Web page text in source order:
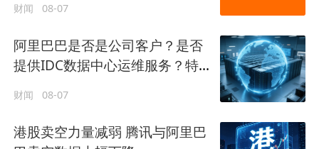
财闻 08-07
阿里巴巴是否是公司客户？是否
提供IDC数据中心运维服务？特
财闻 08-07
港股卖空力量减弱 腾讯与阿里巴